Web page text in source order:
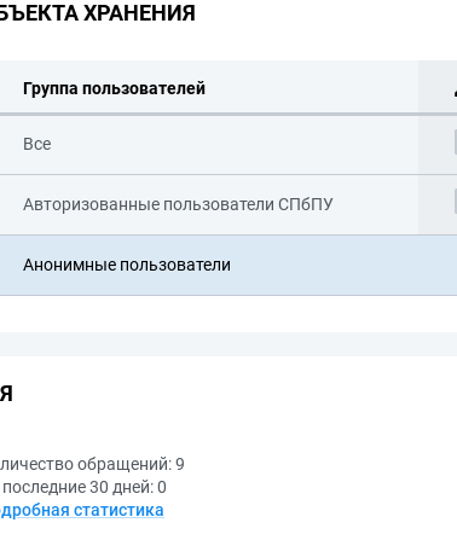
ХРАНЕНИЯ
Группа пользователей
Все
Авторизованные пользователи СПбПУ
Анонимные пользователи
обращений:9
30 дней:0
статистика